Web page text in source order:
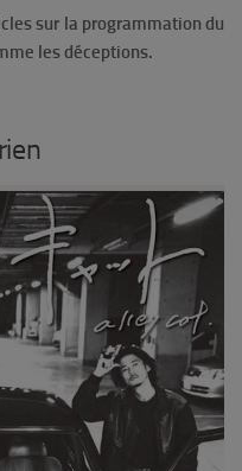
sur la programmation du
les déceptions.